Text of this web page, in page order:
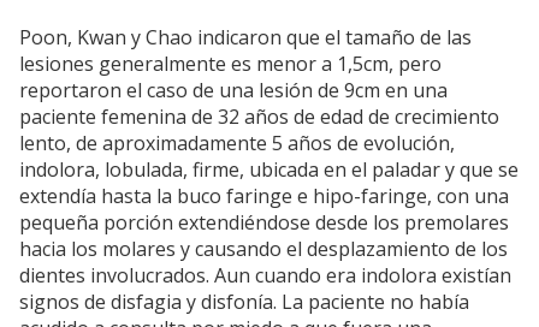
Poon, Kwan y Chao indicaron que el tamaño de las
lesiones generalmente es menor a 1,5cm, pero
reportaron el caso de una lesión de 9cm en una
paciente femenina de 32 años de edad de crecimiento
lento, de aproximadamente 5 años de evolución,
indolora, lobulada, firme, ubicada en el paladar y que se
extendía hasta la buco faringe e hipo-faringe, con una
pequeña porción extendiéndose desde los premolares
hacia los molares y causando el desplazamiento de los
dientes involucrados. Aun cuando era indolora existían
signos de disfagia y disfonía. La paciente no había